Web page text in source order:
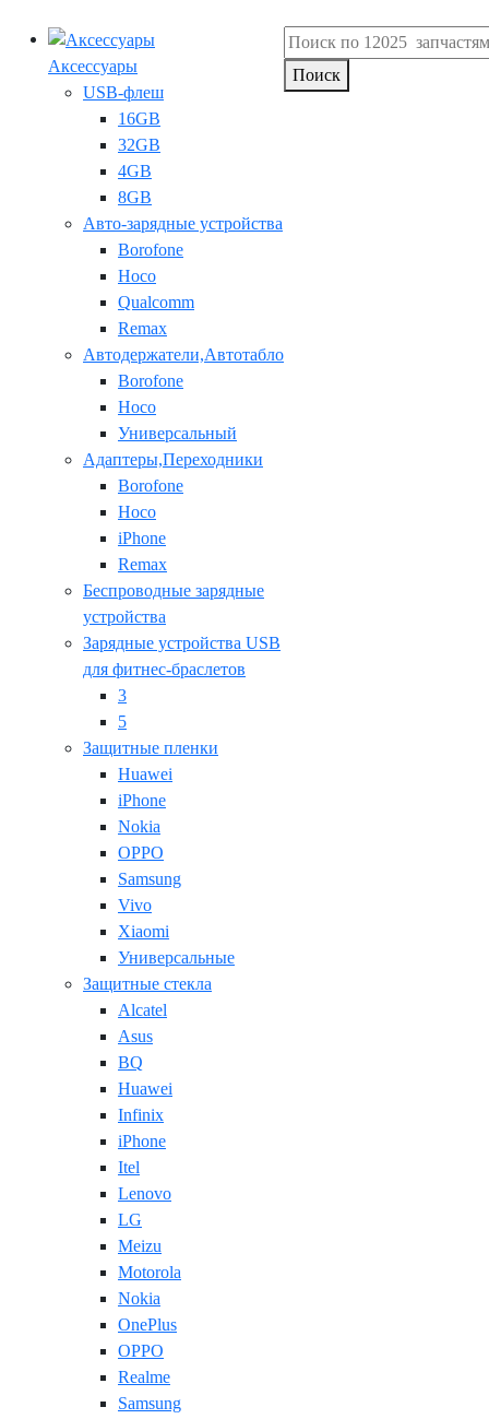
Аксессуары
USB-флеш
16GB
32GB
4GB
8GB
Авто-зарядные устройства
Borofone
Hoco
Qualcomm
Remax
Автодержатели,Автотабло
Borofone
Hoco
Универсальный
Адаптеры,Переходники
Borofone
Hoco
iPhone
Remax
Беспроводные зарядные
устройства
Зарядные устройства USB
для фитнес-браслетов
3
5
Защитные пленки
Huawei
iPhone
Nokia
OPPO
Samsung
Vivo
Xiaomi
Универсальные
Защитные стекла
Alcatel
Asus
BQ
Huawei
Infinix
iPhone
Itel
Lenovo
LG
Meizu
Motorola
Nokia
OnePlus
OPPO
Realme
Samsung
Поиск